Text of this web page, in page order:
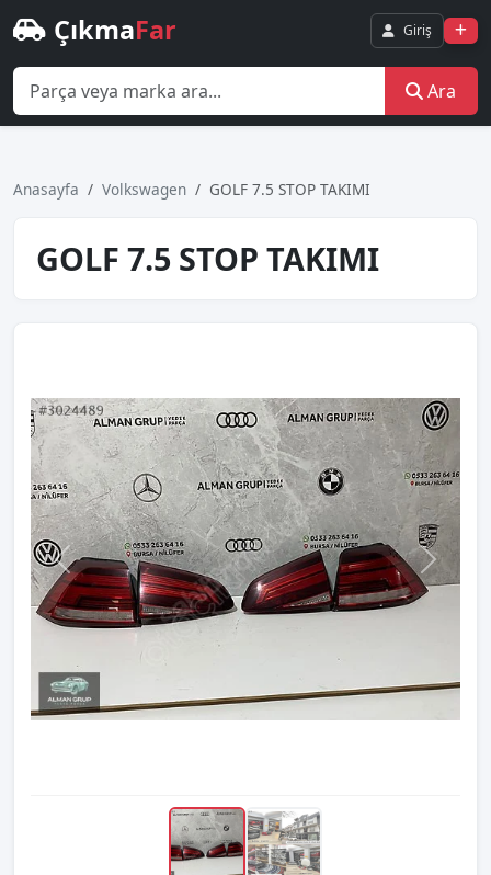
ÇıkmaFar Giriş
Ara
Anasayfa Volkswagen GOLF 7.5 STOP TAKIMI
GOLF 7.5 STOP TAKIMI